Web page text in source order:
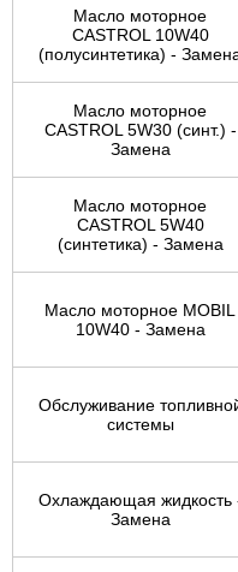
Масло моторное
CASTROL 10W40
(полусинтетика) -
Масло моторное
CASTROL 5W30 (синт.) -
Замена
Масло моторное
CASTROL 5W40
(синтетика) - Замена
Масло моторное MOBIL
10W40 - Замена
Обслуживание
системы
Охлаждающая жидкость
Замена